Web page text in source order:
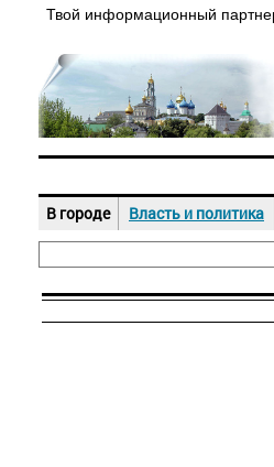
Твой информационный
В городе Власть и политика